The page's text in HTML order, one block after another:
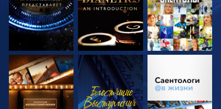
СМОТРЕТЬ
ПЕРЕДАЧИ
СМОТРЕТЬ
СМОТРЕТЬ